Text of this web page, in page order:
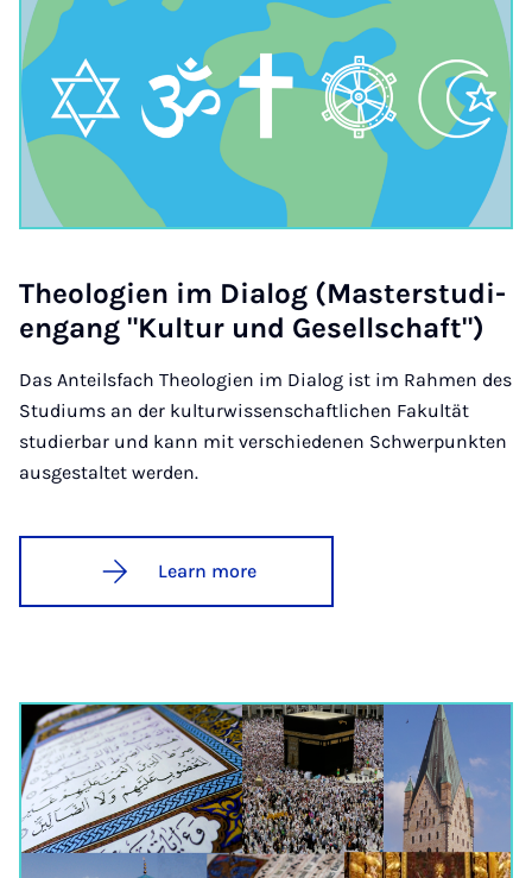
Theo­lo­gien im Dia­log (Mas­ter­stud­i­
engang "Kul­tur und Gesell­schaft")
Das Anteilsfach Theologien im Dialog ist im Rahmen des
Studiums an der kulturwissenschaftlichen Fakultät
studierbar und kann mit verschiedenen Schwerpunkten
ausgestaltet werden.
Learn more